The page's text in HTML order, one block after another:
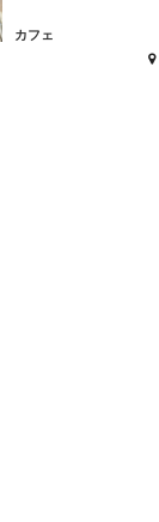
カフェ